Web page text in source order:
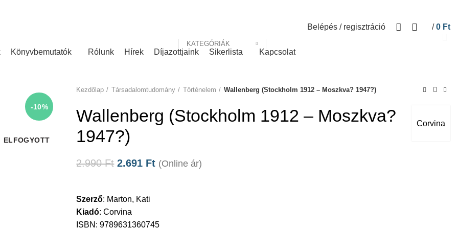
KATEGÓRIÁK
Belépés / regisztráció / 0 Ft
Könyvbemutatók Rólunk Hírek Díjazottjaink Sikerlista Kapcsolat
-10%
ELFOGYOTT
Kezdőlap Társadalomtudomány Történelem Wallenberg (Stockholm 1912 – Moszkva? 1947?)
Corvina
Wallenberg (Stockholm 1912 – Moszkva?
1947?)
2.990Ft 2.691 Ft (Online ár)
Szerző: Marton, Kati
Kiadó:Corvina
ISBN: 9789631360745